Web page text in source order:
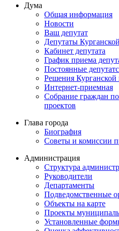
Дума
Общая информация
Новости
Ваш депутат
Депутаты
Кабинет депутата
График приема
Постоянные
Решения
Интернет-приемная
Собрание граждан
проектов
Глава города
Биография
Советы и комиссии
Администрация
Структура
Руководители
Департаменты
Подведомственные
Объекты на карте
Проекты
Установленные